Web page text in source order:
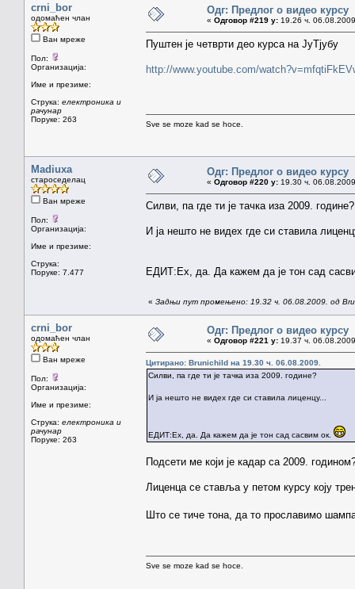
crni_bor
одомаћен члан
Ван мреже
Пол:
Организација:
Име и презиме:
Струка: електроника и
рачунар
Поруке: 263
Одг: Предлог о видео курсу
« Одговор #219 у: 19.26 ч.
Пуштен је четврти део курса на ЈуТјубу
http://www.youtube.com/
Sve se moze kad se hoce.
Madiuxa
староседелац
Ван мреже
Пол:
Организација:
Име и презиме:
Струка:
Поруке: 7.477
Одг: Предлог о видео курсу
« Одговор #220 у: 19.30 ч.
Силви, па где ти је тачка иза 2009. године?
И ја нешто не видех где си ставила
ЕДИТ:Ех, да. Да кажем да је тон сад
« Задњи пут промењено: 19.32 ч. 06.08.2009. од
crni_bor
одомаћен члан
Ван мреже
Пол:
Организација:
Име и презиме:
Струка: електроника и
рачунар
Поруке: 263
Одг: Предлог о видео курсу
« Одговор #221 у: 19.37 ч.
Цитирано: Brunichild на 19.30 ч. 06.08.2009.
Силви, па где ти је тачка иза 2009. године?
И ја нешто не видех где си ставила лиценцу...
ЕДИТ:Ех, да. Да кажем да је тон сад сасвим ок.
Подсети ме који је кадар са 2009.
Лиценца се ставља у петом курсу коју
Што се тиче тона, да то прославимо
Sve se moze kad se hoce.